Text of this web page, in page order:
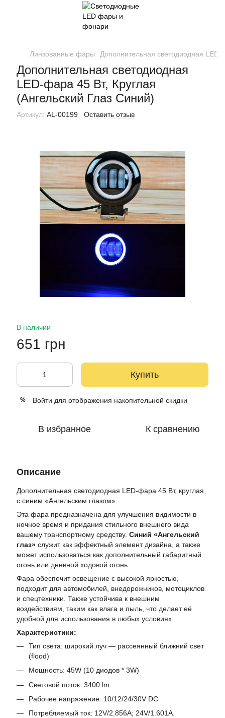
Линзованные фары Дополнительная светодиодная
Дополнительная светодиодная
LED-фара 45 Вт, Круглая
(Ангельский Глаз Синий)
Артикул: AL-00199 Оставить отзыв
В наличии
651 грн
Купить
% Войти для отображения накопительной скидки
В избранное К сравнению
Описание
Дополнительная светодиодная LED-фара 45 Вт, круглая,
с синим «Ангельским глазом».
Эта фара предназначена для улучшения видимости в
ночное время и придания стильного внешнего вида
вашему транспортному средству. Синий «Ангельский
глаз» служит как эффектный элемент дизайна, а также
может использоваться как дополнительный габаритный
огонь или дневной ходовой огонь.
Фара обеспечит освещение с высокой яркостью,
подходит для автомобилей, внедорожников, мотоциклов
и спецтехники. Также устойчива к внешним
воздействиям, таким как влага и пыль, что делает её
удобной для использования в любых условиях.
Характеристики:
Тип света: широкий луч — рассеянный ближний свет
(flood)
Мощность: 45W (10 диодов * 3W)
Световой поток: 3400 lm.
Рабочее напряжение: 10/12/24/30V DC
Потребляемый ток: 12V/2.856A; 24V/1.601A.